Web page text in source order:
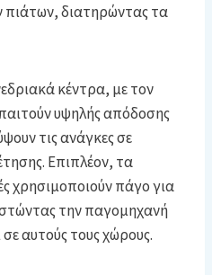
διατηρώντας τα
κέντρα, με τον
υψηλής απόδοσης
τις ανάγκες σε
Επιπλέον, τα
χρησιμοποιούν πάγο για
την παγομηχανή
αυτούς τους χώρους.